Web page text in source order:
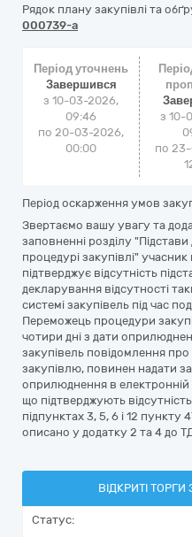
Рядок плану закупівлі та
000739-a
Період уточнень
Завершився
з 10-03-2026,
09:46
по 20-03-2026,
00:00
з 10-
по
Період оскарження умов
Звертаємо вашу увагу та
заповненні розділу
процедурі закупівлі"
підтверджує відсутність
декларування відсутності
системі закупівель під час
Переможець процедури
чотири дні з дати
закупівель повідомлення
закупівлю, повинен надати
оприлюднення в електронній
що підтверджують
підпунктах 3, 5, 6 і 12
описано у додатку 2 та 4 до
ВІДКРИТІ
Статус: